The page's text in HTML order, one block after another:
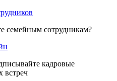
семейным сотрудникам?
кадровые
встреч